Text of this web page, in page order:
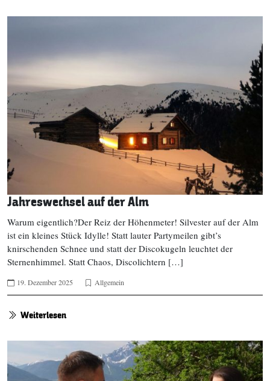
Jahreswechsel auf der Alm
Warum eigentlich?Der Reiz der Höhenmeter! Silvester auf der Alm
ist ein kleines Stück Idylle! Statt lauter Partymeilen gibt’s
knirschenden Schnee und statt der Discokugeln leuchtet der
Sternenhimmel. Statt Chaos, Discolichtern […]
19. Dezember 2025 Allgemein
Weiterlesen